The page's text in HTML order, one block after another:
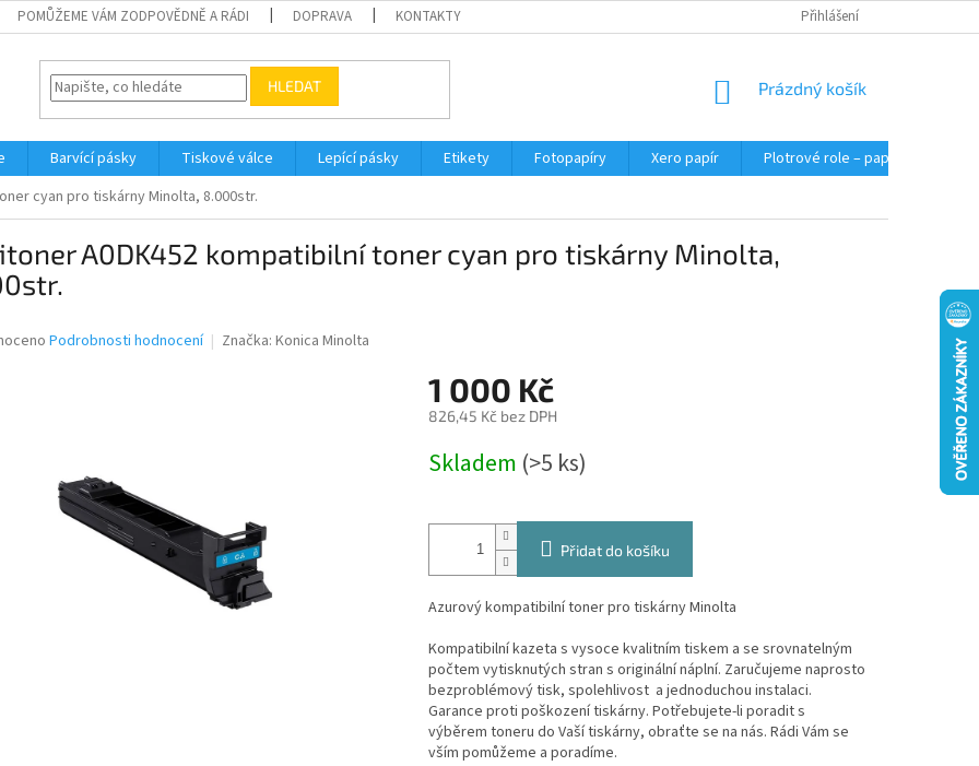
POMŮŽEME VÁM ZODPOVĚDNĚ A RÁDI DOPRAVA KONTAKTY Přihlášení
HLEDAT
NÁKUPNÍ
Prázdný košík
Barvící pásky Tiskové válce Lepící pásky Etikety Fotopapíry Xero papír
Plotrové role – papír do plotru
cyan pro tiskárny Minolta, 8.000str.
A0DK452 kompatibilní toner cyan pro tiskárny Minolta,
Podrobnosti hodnocení Značka: Konica Minolta
1 000 Kč
826,45 Kč bez DPH
cena:
Skladem (>5 ks)
Přidat do košíku
Azurový kompatibilní toner pro tiskárny Minolta
Kompatibilní kazeta s vysoce kvalitním tiskem a se srovnatelným
počtem vytisknutých stran s originální náplní. Zaručujeme naprosto
bezproblémový tisk, spolehlivost a jednoduchou instalaci.
Garance proti poškození tiskárny. Potřebujete-li poradit s
výběrem toneru do Vaší tiskárny, obraťte se na nás. Rádi Vám se
vším pomůžeme a poradíme.